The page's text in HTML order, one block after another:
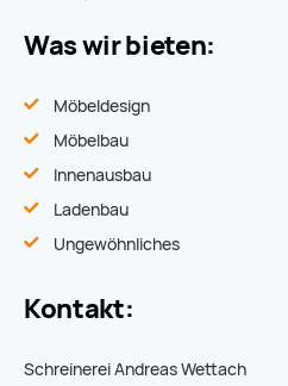
Was wir bieten:
Möbeldesign
Möbelbau
Innenausbau
Ladenbau
Ungewöhnliches
Kontakt:
Schreinerei Andreas Wettach